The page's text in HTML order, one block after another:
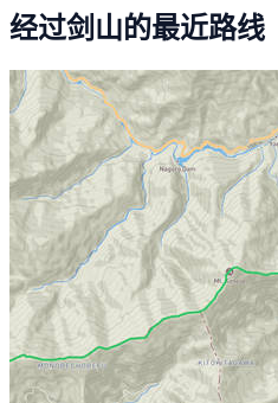
经过剑山的最近路线